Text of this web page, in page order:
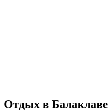
Отдых в Балаклаве